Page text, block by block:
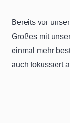
Bereits vor
Großes mit
einmal mehr
auch fokussiert